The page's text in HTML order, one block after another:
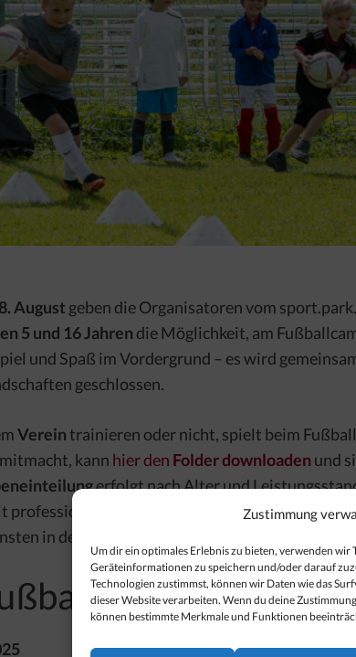
Zustimmung
Um dir ein optimales Erlebnis zu bieten, verwenden wir
Geräteinformationen zu speichern und/oder darauf
Technologien zustimmst, können wir Daten wie das
dieser Website verarbeiten. Wenn du deine
können bestimmte Merkmale und Funktionen
August geben die Organisatoren vom
5 und 16 Jahren die Möglichkeit, am
und Spaß im Vordergrund – es wird
geschlossen.
Vereintrainieren oder nicht, spielt beim
kann hier den Folder downloaden und
erfolgt nach Alter und
professionellen
Trainern und Sportpädagogen
in der Sporthalle.
2025: